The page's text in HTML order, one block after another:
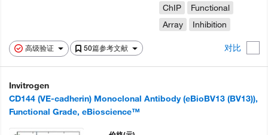
高级验证 50篇参考文献 对比
ChIP
Functional
Array
Inhibition
Invitrogen
CD144 (VE-cadherin) Monoclonal Antibody (eBioBV13 (BV13)),
Functional Grade, eBioscience™